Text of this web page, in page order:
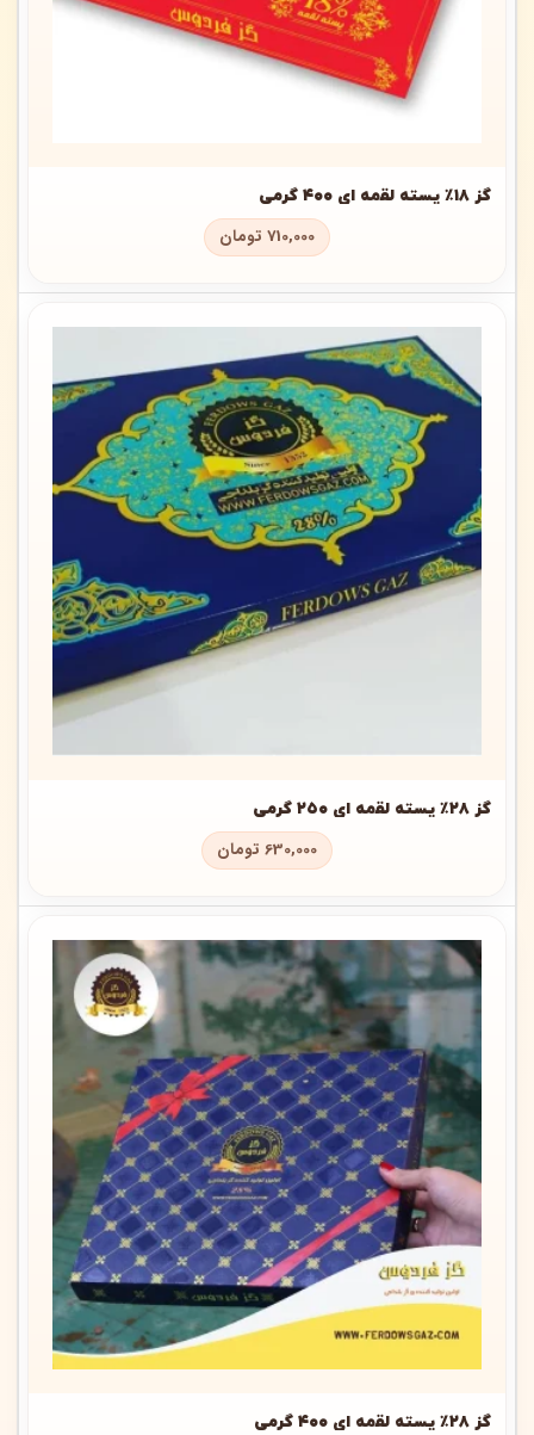
گز ۱۸٪ پسته لقمه ای ۴۰۰ گرمی
710,000 تومان
گز ۲۸٪ پسته لقمه ای ۲۵۰ گرمی
630,000 تومان
گز ۲۸٪ پسته لقمه ای ۴۰۰ گرمی